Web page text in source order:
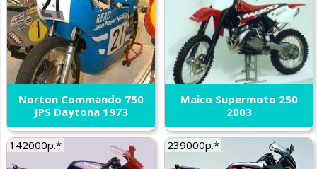
Norton Commando 750
JPS Daytona 1973
Maico Supermoto 250
2003
142000р.* 239000р.*